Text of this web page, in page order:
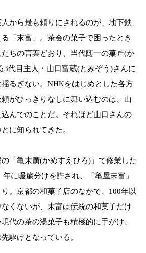
から最も頼りにされるのが、地下鉄
「末富」。茶会の菓子で困ったとき
ちの言葉どおり、当代随一の菓匠(か
3代目主人・山口富蔵(とみぞう)さんに
るぎない。NHKをはじめとした各方
がひっきりなしに舞い込むのは、山
んでのことだ。それほど山口さんの
に知られてきた。
「亀末廣(かめすえひろ)」で修業した
に暖簾分けを許され、「亀屋末富」
。京都の和菓子店のなかで、100年以
なくないが、末富は伝統の和菓子だけ
代の茶の湯菓子も積極的に手がけ、
駆けとなっている。